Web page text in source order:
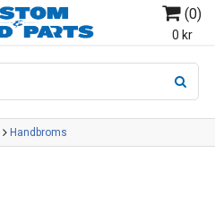
(0)
0 kr
Handbroms